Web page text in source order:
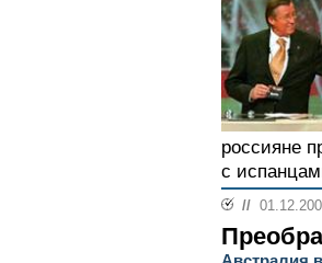
россияне
с
//